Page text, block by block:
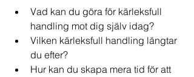
Vad kan du göra för kärleksfull
handling mot dig själv idag?
Vilken kärleksfull handling längtar
du efter?
Hur kan du skapa mera tid för att